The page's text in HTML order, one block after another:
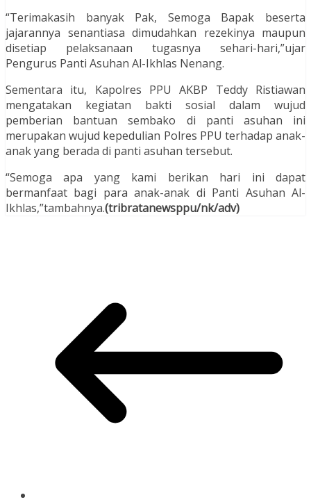
“Terimakasih banyak Pak, Semoga Bapak beserta
jajarannya senantiasa dimudahkan rezekinya maupun
disetiap pelaksanaan tugasnya sehari-hari,”ujar
Pengurus Panti Asuhan Al-Ikhlas Nenang.
Sementara itu, Kapolres PPU AKBP Teddy Ristiawan
mengatakan kegiatan bakti sosial dalam wujud
pemberian bantuan sembako di panti asuhan ini
merupakan wujud kepedulian Polres PPU terhadap anak-
anak yang berada di panti asuhan tersebut.
“Semoga apa yang kami berikan hari ini dapat
bermanfaat bagi para anak-anak di Panti Asuhan Al-
Ikhlas,”tambahnya.(tribratanewsppu/nk/adv)